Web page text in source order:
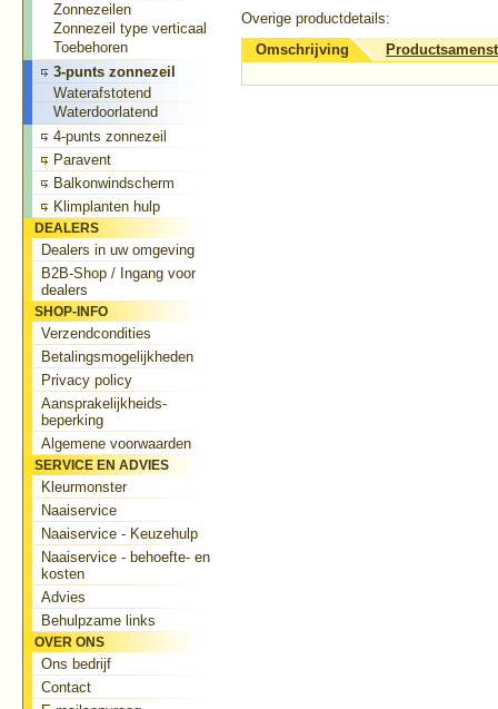
Overige productdetails:
Omschrijving
Zonnezeilen
Zonnezeil type verticaal
Toebehoren
3-punts zonnezeil
Waterafstotend
Waterdoorlatend
4-punts zonnezeil
Paravent
Balkonwindscherm
Klimplanten hulp
DEALERS
Dealers in uw omgeving
B2B-Shop / Ingang voor
dealers
SHOP-INFO
Verzendcondities
Betalingsmogelijkheden
Privacy policy
Aansprakelijkheids-
beperking
Algemene voorwaarden
SERVICE EN ADVIES
Kleurmonster
Naaiservice
Naaiservice - Keuzehulp
Naaiservice - behoefte- en
kosten
Advies
Behulpzame links
OVER ONS
Ons bedrijf
Contact